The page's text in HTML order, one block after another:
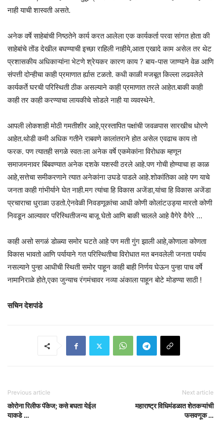
नाही याची शास्वती असते.
अनेक वर्षे साहेबांची निष्ठतेने कार्य करत आलेला एक कार्यकर्ता परवा सांगत होता की
साहेबांचे तोंड देखील बघण्याची इच्छा राहिली नाहीये,आता एखादे काम असेल तर थेट
प्रशासकीय अधिकाऱ्यांना भेटणे श्रेयकर कारण काय ? बाय-पास जाण्याने वेळ आणि
संपत्ती दोन्हीचा काही प्रमाणात र्ह्यास टळतो. कधी काळी मजबूत किल्ला लढवलेले
कार्यकर्ते घरची परिस्थिती ठीक असल्याने काही प्रमाणात तरले आहेत.बाकी काही
काही तर काही करण्याचा लायकीचे सोडले नाही या व्यवस्थेने.
आपली लोकशाही मोठी गमतीशीर आहे,प्रस्तापित पक्षांची जवळपास सारखीच धोरणे
आहेत.थोडी कमी अधिक गतीने राबवणे कालांतराने होत असेल एवढाच काय तो
फरक. पण त्यातही सगळे स्वतःला अनेक वर्षे एकमेकांना विरोधक म्हणून
समाजमनावर बिंबवण्यात अनेक दशके यशस्वी ठरले आहे.पण गोची होण्याचा हा काळ
आहे,सत्तेचा समीकरणाने त्यात अनेकांना उघडे पाडले आहे.शोकांतिका आहे पण याचे
जनता काही गांभीर्याने घेत नाही.मग त्यांचा हि विकास अजेंडा,यांचा हि विकास अजेंडा
प्रचाराचा धुराळा उडतो.ऐनवेळी निवडणूकांचा आधी कोणी कोलांटउड्या मारतो कोणी
निवडून आल्यावर परिस्थितीजन्य बाजू घेतो आणि बाकी चालले आहे वैगेरे वैगेरे …
काही असो सगळं डोळ्या समोर घटते आहे पण मती गुंग झाली आहे,कोणाला कोणता
विकास भावतो आणि पर्यायाने गत परिस्थितीचा विरोधात मत बनवलेली जनता पर्याय
नसल्याने पुन्हा आधीची स्थिती समोर पाहून काही बाही निर्णय घेऊन पुन्हा पाच वर्षे
नामानिराळे होते,एका जुन्याच रंगमंचावर नव्या अंकाला पाहून बोटे मोडण्या साठी !
सचिन देशपांडे
Previous article
कोरोना रिलीफ पॅकेज; कसे बघता येईल
याकडे …
Next article
महाराष्ट्र विधिमंडळात शेतकऱ्यांची
फसवणूक …